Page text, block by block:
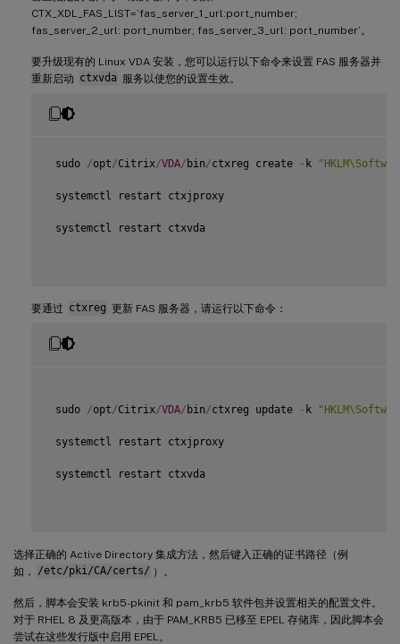
CTX_XDL_FAS_LIST=’fas_server_1_url:port_number;
fas_server_2_url: port_number; fas_server_3_url: port_number’。
要升级现有的 Linux VDA 安装，您可以运行以下命令来设置 FAS 服务器并
重新启动 ctxvda 服务以使您的设置生效。
sudo /opt/Citrix/VDA/ bin/ctxreg create - k
systemctl restart ctxjproxy
systemctl restart ctxvda
要通过 ctxreg 更新 FAS 服务器，请运行以下命令：
sudo /opt/Citrix/VDA/ bin/ctxreg update - k
systemctl restart ctxjproxy
systemctl restart ctxvda
选择正确的 Active Directory 集成方法，然后键入正确的证书路径（例
如，
/etc/pki/CA/certs/ ）。
然后，脚本会安装 krb5-pkinit 和 pam_krb5 软件包并设置相关的配置文件。
对于 RHEL 8 及更高版本，由于 PAM_KRB5 已移至 EPEL 存储库，因此脚本会
尝试在这些发行版中启用 EPEL。